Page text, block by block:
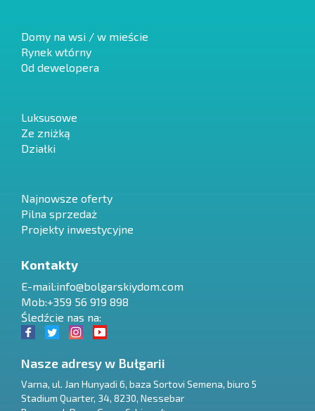
Domy na wsi / w mieście
Rynek wtórny
Od dewelopera
Luksusowe
Ze zniżką
Działki
Najnowsze oferty
Pilna sprzedaż
Projekty inwestycyjne
Kontakty
E-mail:info@bolgarskiydom.com
Mob:+359 56 919 898
Śledźcie nas na:
Nasze adresy w Bułgarii
Varna, ul. Jan Hunyadi 6, baza Sortovi Semena, biuro 5
Stadium Quarter, 34, 8230, Nessebar